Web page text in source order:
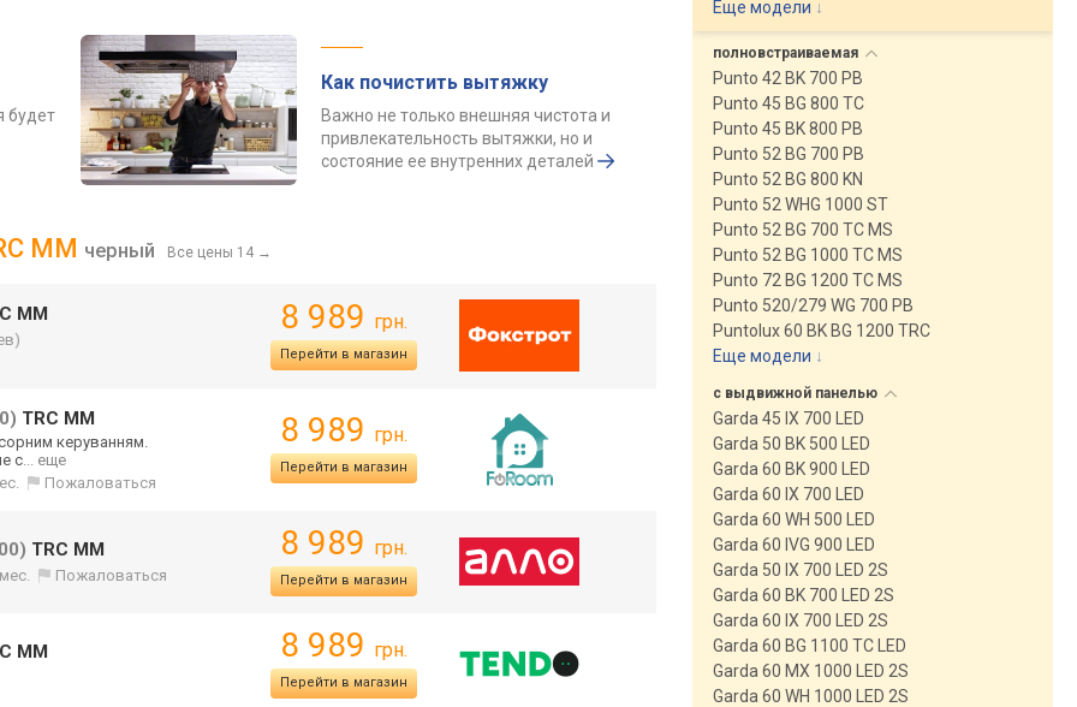
будет
Как почистить вытяжку
Важно не только внешняя чистота и
привлекательность вытяжки, но и
состояние ее внутренних деталей
MM черный Все цены 14 →
MM 8 989 грн.
Перейти в магазин
TRC MM
керуванням.
с... еще
Пожаловаться
8 989 грн.
Перейти в магазин
TRC MM
Пожаловаться
8 989 грн.
Перейти в магазин
MM 8 989 грн.
Перейти в магазин
Еще модели ↓
полновстраиваемая
Punto 42 BK 700 PB
Punto 45 BG 800 TC
Punto 45 BK 800 PB
Punto 52 BG 700 PB
Punto 52 BG 800 KN
Punto 52 WHG 1000 ST
Punto 52 BG 700 TC MS
Punto 52 BG 1000 TC MS
Punto 72 BG 1200 TC MS
Punto 520/279 WG 700 PB
Puntolux 60 BK BG 1200 TRC
Еще модели ↓
с выдвижной панелью
Garda 45 IX 700 LED
Garda 50 BK 500 LED
Garda 60 BK 900 LED
Garda 60 IX 700 LED
Garda 60 WH 500 LED
Garda 60 IVG 900 LED
Garda 50 IX 700 LED 2S
Garda 60 BK 700 LED 2S
Garda 60 IX 700 LED 2S
Garda 60 BG 1100 TC LED
Garda 60 MX 1000 LED 2S
Garda 60 WH 1000 LED 2S